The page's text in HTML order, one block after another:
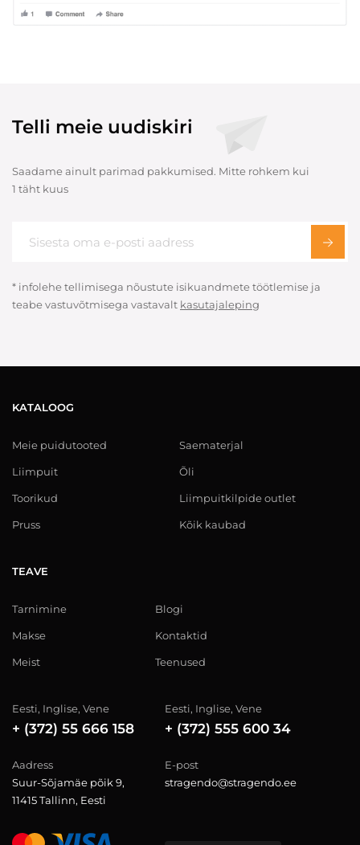
Telli meie uudiskiri
Saadame ainult parimad pakkumised. Mitte rohkem kui
1 täht kuus
* infolehe tellimisega nõustute isikuandmete töötlemise ja
teabe vastuvõtmisega vastavalt kasutajaleping
KATALOOG
Meie puidutooted
Liimpuit
Toorikud
Pruss
Saematerjal
Õli
Liimpuitkilpide outlet
Kõik kaubad
TEAVE
Tarnimine
Makse
Meist
Blogi
Kontaktid
Teenused
Eesti, Inglise, Vene
+ (372) 55 666 158
Eesti, Inglise, Vene
+ (372) 555 600 34
Aadress
Suur-Sõjamäe põik 9,
11415 Tallinn, Eesti
E-post
stragendo@stragendo.ee